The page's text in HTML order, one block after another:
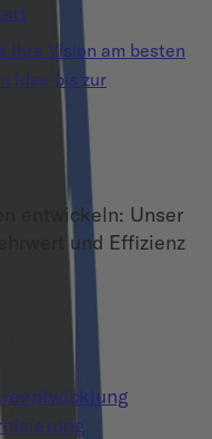
Ihre Vision am besten
Idee bis zur
entwickeln: Unser
und Effizienz